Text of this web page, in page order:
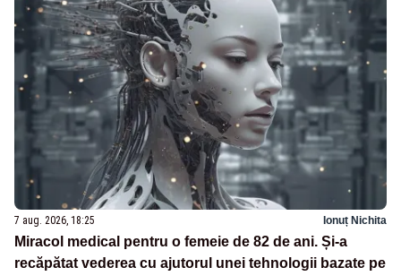
7 aug. 2026, 18:25 Ionuț Nichita
Miracol medical pentru o femeie de 82 de ani. Și-a
recăpătat vederea cu ajutorul unei tehnologii bazate pe